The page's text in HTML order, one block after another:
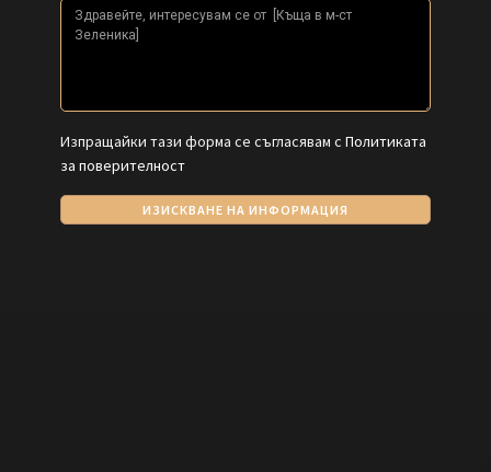
Изпращайки тази форма се съгласявам с Политиката
за поверителност
ИЗИСКВАНЕ НА ИНФОРМАЦИЯ